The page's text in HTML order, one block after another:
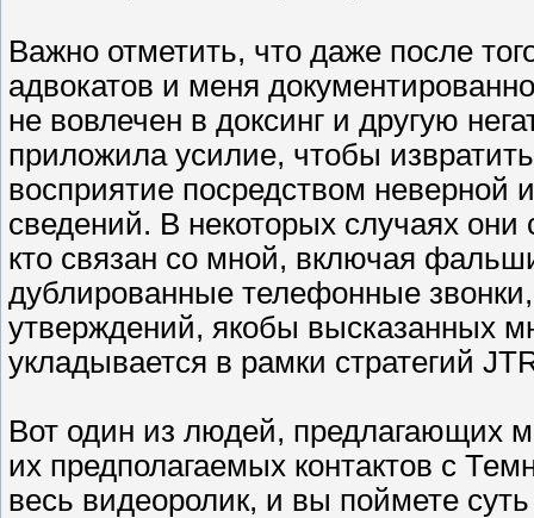
Важно отметить, что даже после
адвокатов и меня
не вовлечен в доксинг и другую
приложила усилие, чтобы
восприятие посредством
сведений. В некоторых случаях
кто связан со мной, включая
дублированные телефонные
утверждений, якобы высказанных
укладывается в рамки стратегий
Вот один из людей, предлагающих
их предполагаемых контактов с
весь видеоролик, и вы поймете